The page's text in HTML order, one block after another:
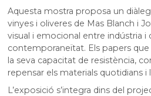
Aquesta mostra proposa un
vinyes i oliveres de Mas Blanch i
visual i emocional entre indústria i
contemporaneïtat. Els papers
la seva capacitat de resistència,
repensar els materials quotidians i
L’exposició s’integra dins del